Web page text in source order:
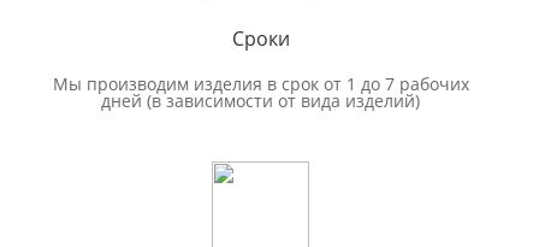
Сроки
Мы производим изделия в срок от 1 до 7 рабочих
дней (в зависимости от вида изделий)